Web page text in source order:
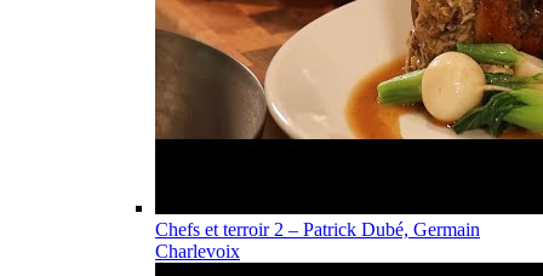
Chefs et terroir 2 – Patrick Dubé, Germain
Charlevoix